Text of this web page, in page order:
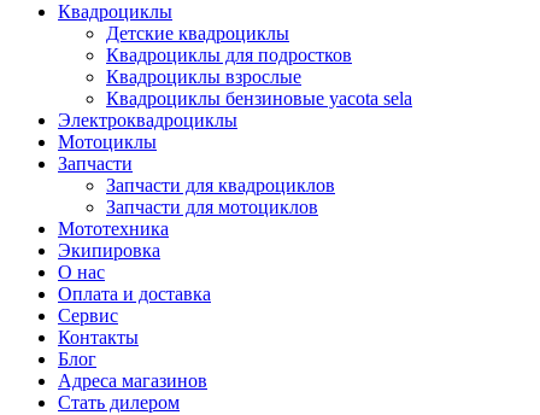
Квадроциклы
Детские квадроциклы
Квадроциклы для подростков
Квадроциклы взрослые
Квадроциклы бензиновые yacota sela
Электроквадроциклы
Мотоциклы
Запчасти
Запчасти для квадроциклов
Запчасти для мотоциклов
Мототехника
Экипировка
О нас
Оплата и доставка
Сервис
Контакты
Блог
Адреса магазинов
Стать дилером